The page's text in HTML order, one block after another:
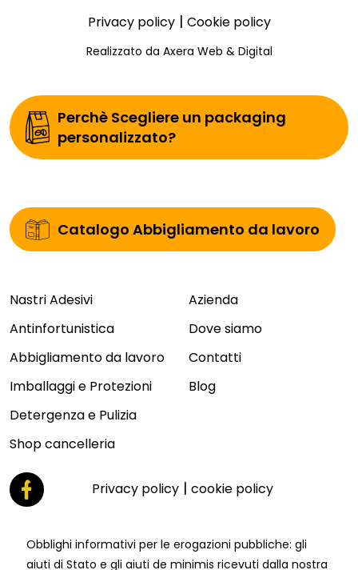
Privacy policy| Cookie policy
Realizzato da Axera Web & Digital
Perchè Scegliere un packaging
personalizzato?
Catalogo Abbigliamento da lavoro
Nastri Adesivi
Antinfortunistica
Abbigliamento da lavoro
Imballaggi e Protezioni
Detergenza e Pulizia
Shop cancelleria
Azienda
Dove siamo
Contatti
Blog
Privacy policy |cookie policy
Obblighi informativi per le erogazioni pubbliche: gli
aiuti di Stato e gli aiuti de minimis ricevuti dalla nostra